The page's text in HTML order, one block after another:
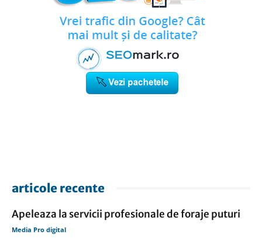
articole recente
Apeleaza la servicii profesionale de foraje puturi
Media Pro digital